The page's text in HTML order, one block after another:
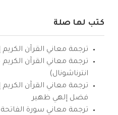
كتب لها صلة
ترجمة معاني القرآن الكريم
ترجمة معاني القرآن
انترناشونال)
ترجمة معاني القرآن الكريم
فضل إلهي ظهير
ترجمة معاني سورة الفاتحة